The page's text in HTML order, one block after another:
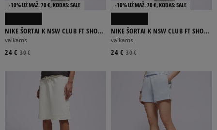
-10% UŽ MAŽ. 70 €, KODAS: SALE
NIKE ŠORTAI K NSW CLUB FT SHORT
LBR BOY
vaikams
30 €
24 €
-10% UŽ MAŽ. 70 €, KODAS: SALE
NIKE ŠORTAI K NSW CLUB FT SHORT
LBR BOY
vaikams
30 €
24 €